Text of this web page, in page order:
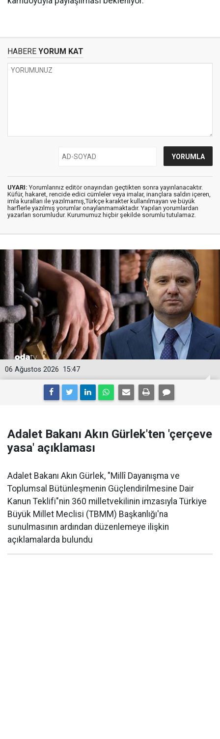
HABERE YORUM KAT
UYARI: Yorumlarınız editör onayından geçtikten sonra yayınlanacaktır.
Küfür, hakaret, rencide edici cümleler veya imalar, inançlara saldırı içeren,
imla kuralları ile yazılmamış,Türkçe karakter kullanılmayan ve büyük
harflerle yazılmış yorumlar onaylanmamaktadır. Yapılan yorumlardan
yazarları sorumludur. Kurumumuz hiçbir şekilde sorumlu tutulamaz.
15:47
06 Ağustos 2026
Adalet Bakanı Akın Gürlek'ten 'çerçeve
yasa' açıklaması
Adalet Bakanı Akın Gürlek, "Millî Dayanışma ve
Toplumsal Bütünleşmenin Güçlendirilmesine Dair
Kanun Teklifi"nin 360 milletvekilinin imzasıyla Türkiye
Büyük Millet Meclisi (TBMM) Başkanlığı'na
sunulmasının ardından düzenlemeye ilişkin
açıklamalarda bulundu